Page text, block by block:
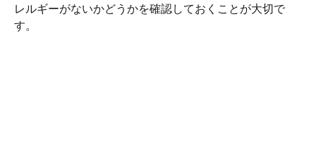
レルギーがないかどうかを確認しておくことが大切で
す。